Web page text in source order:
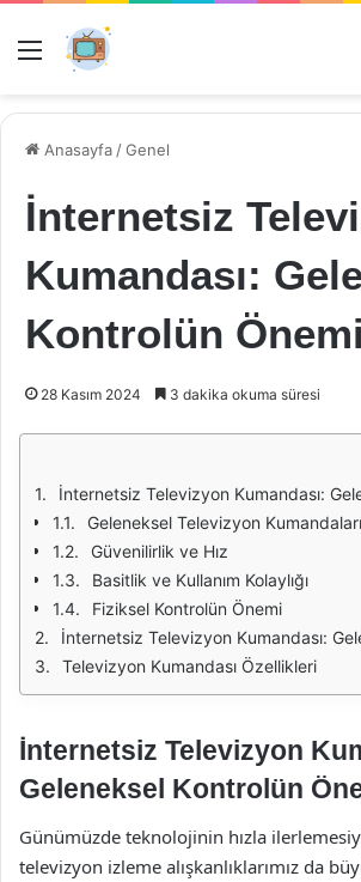
Menü
Anasayfa /Genel
İnternetsiz
Kumandası:
Kontrolün Önemi
28 Kasım 2024 3 dakika okuma süresi
İnternetsiz Televizyon Kumandası:
Geleneksel Televizyon
Güvenilirlik ve Hız
Basitlik ve Kullanım Kolaylığı
Fiziksel Kontrolün Önemi
İnternetsiz Televizyon Kumandası:
Televizyon Kumandası Özellikleri
İnternetsiz Televizyon
Geleneksel Kontrolün
Günümüzde teknolojinin hızla
televizyon izleme alışkanlıklarımız da